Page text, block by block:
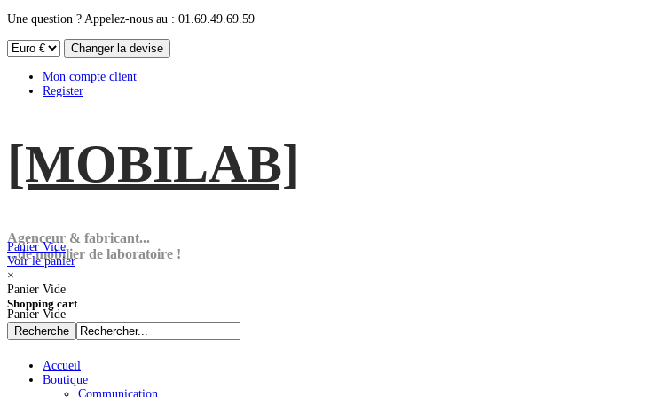
Une question ? Appelez-nous au : 01.69.49.69.59
Mon compte client
Register
[MOBILAB]
Agenceur & fabricant...
...de mobilier de laboratoire !
Panier Vide
Voir le panier
×
Panier Vide
Shopping cart
Panier Vide
Accueil
Boutique
Communication